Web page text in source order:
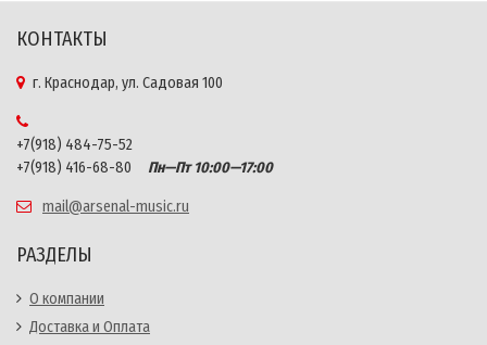
КОНТАКТЫ
г. Краснодар, ул. Садовая 100
+7(918) 484-75-52
+7(918) 416-68-80
Пн—Пт 10:00—17:00
mail@arsenal-music.ru
РАЗДЕЛЫ
О компании
Доставка и Оплата